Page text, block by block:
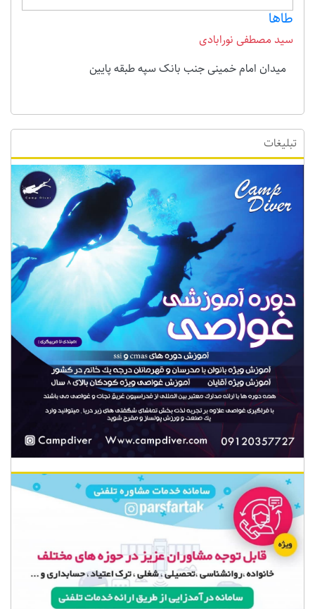
طاها
سید مصطفی نورابادی
میدان امام خمینی جنب بانک سپه طبقه پایین
تبلیغات